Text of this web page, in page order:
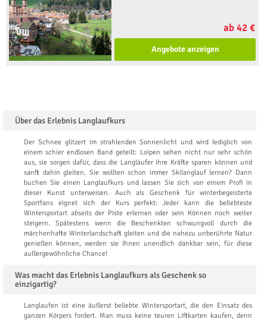
ab 42 €
Angebote anzeigen
Über das Erlebnis Langlaufkurs
Der Schnee glitzert im strahlenden Sonnenlicht und wird lediglich von
einem schier endlosen Band geteilt: Loipen sehen nicht nur sehr schön
aus, sie sorgen dafür, dass die Langläufer ihre Kräfte sparen können und
sanft dahin gleiten. Sie wollten schon immer Skilanglauf lernen? Dann
buchen Sie einen Langlaufkurs und lassen Sie sich von einem Profi in
dieser Kunst unterweisen. Auch als Geschenk für winterbegeisterte
Sportfans eignet sich der Kurs perfekt: Jeder kann die beliebteste
Wintersportart abseits der Piste erlernen oder sein Können noch weiter
steigern. Spätestens wenn die Beschenkten schwungvoll durch die
märchenhafte Winterlandschaft gleiten und die nahezu unberührte Natur
genießen können, werden sie Ihnen unendlich dankbar sein, für diese
außergewöhnliche Chance!
Was macht das Erlebnis Langlaufkurs als Geschenk so
einzigartig?
Langlaufen ist eine äußerst beliebte Wintersportart, die den Einsatz des
ganzen Körpers fordert. Man muss keine teuren Liftkarten kaufen, denn